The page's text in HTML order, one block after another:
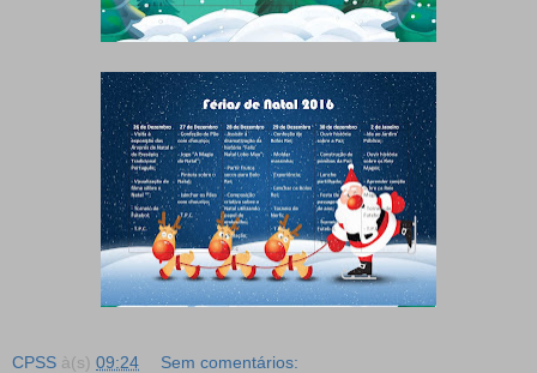
CPSS à(s) 09:24 Sem comentários: